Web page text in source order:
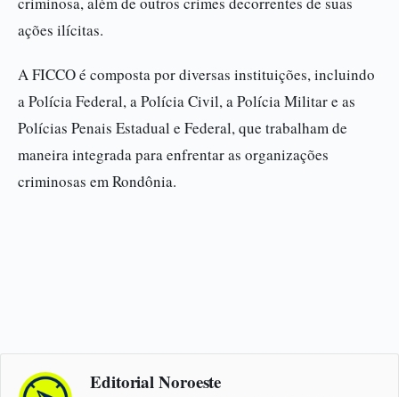
ações ilícitas.
A FICCO é composta por diversas instituições, incluindo
a Polícia Federal, a Polícia Civil, a Polícia Militar e as
Polícias Penais Estadual e Federal, que trabalham de
maneira integrada para enfrentar as organizações
criminosas em Rondônia.
Editorial Noroeste